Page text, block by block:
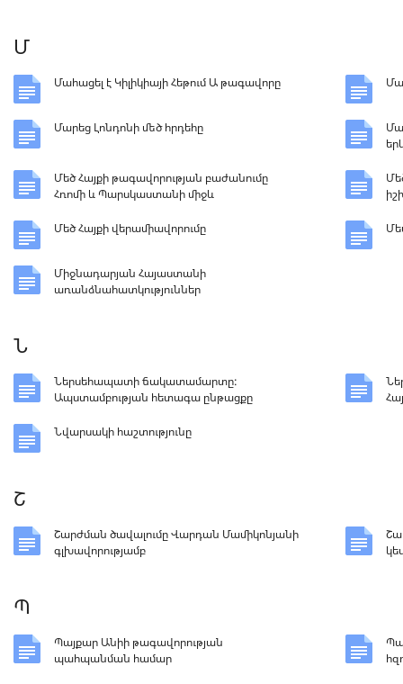
Մ
Մահացել է Կիլիկիայի Հեթում Ա թագավորը
Մարեց Լոնդոնի մեծ հրդեհը
Մեծ Հայքի թագավորության բաժանումը
Հռոմի և Պարսկաստանի միջև
Մեծ Հայքի վերամիավորումը
Միջնադարյան Հայաստանի
առանձնահատկություններ
Ն
Ներսեհապատի ճակատամարտը:
Ապստամբության հետագա ընթացքը
Նվարսակի հաշտությունը
Շ
Շարժման ծավալումը Վարդան Մամիկոնյանի
գլխավորությամբ
Պ
Պայքար Անիի թագավորության
պահպանման համար